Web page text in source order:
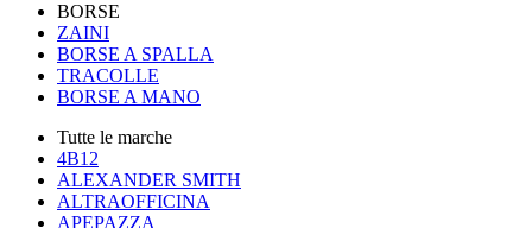
BORSE
ZAINI
BORSE A SPALLA
TRACOLLE
BORSE A MANO
Tutte le marche
4B12
ALEXANDER SMITH
ALTRAOFFICINA
APEPAZZA